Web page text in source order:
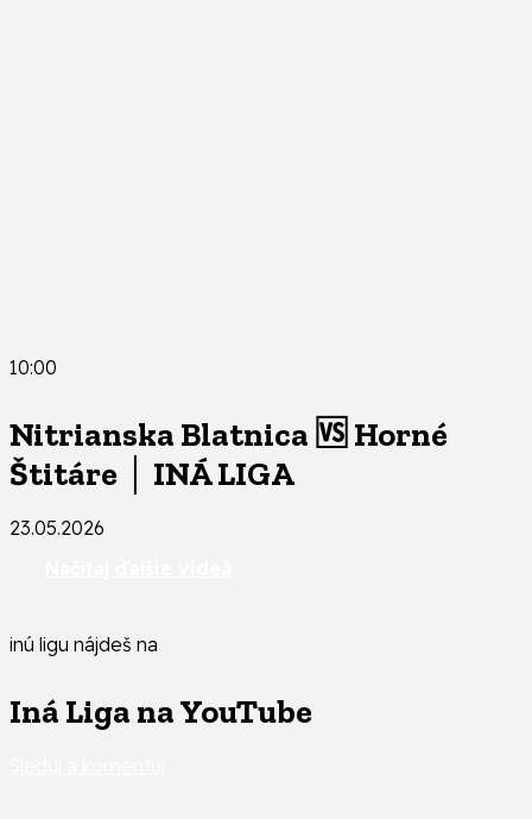
10:00
Nitrianska Blatnica 🆚 Horné
Štitáre │ INÁ LIGA
23.05.2026
inú ligu nájdeš na
Iná Liga na YouTube